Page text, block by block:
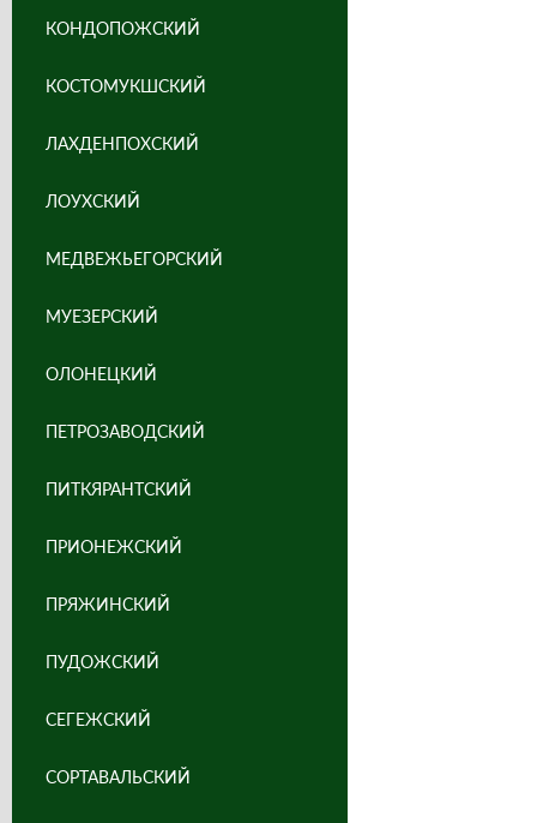
КОНДОПОЖСКИЙ
КОСТОМУКШСКИЙ
ЛАХДЕНПОХСКИЙ
ЛОУХСКИЙ
МЕДВЕЖЬЕГОРСКИЙ
МУЕЗЕРСКИЙ
ОЛОНЕЦКИЙ
ПЕТРОЗАВОДСКИЙ
ПИТКЯРАНТСКИЙ
ПРИОНЕЖСКИЙ
ПРЯЖИНСКИЙ
ПУДОЖСКИЙ
СЕГЕЖСКИЙ
СОРТАВАЛЬСКИЙ